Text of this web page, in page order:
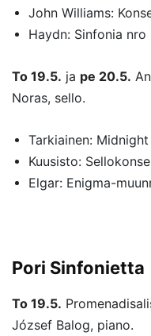
John Williams:
Haydn: Sinfonia nro
To 19.5. ja pe 20.5.
Noras, sello.
Tarkiainen:
Kuusisto:
Elgar: Enigma-
Pori Sinfonietta
To 19.5.
József Balog, piano.